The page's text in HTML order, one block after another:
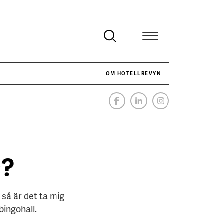
OM HOTELLREVYN
NÄR HOTELLREVYN SLOG SVENSKT REKORD I SIMPELHET
är det ta mig